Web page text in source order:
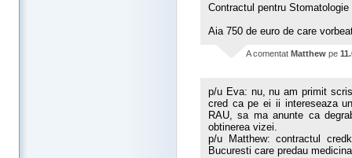
Contractul pentru
Aia 750 de euro de care
A comentat Matthew pe
p/u Eva: nu, nu am primit
cred ca pe ei ii intereseaza
RAU, sa ma anunte ca
obtinerea vizei.
p/u Matthew: contractul
Bucuresti care predau